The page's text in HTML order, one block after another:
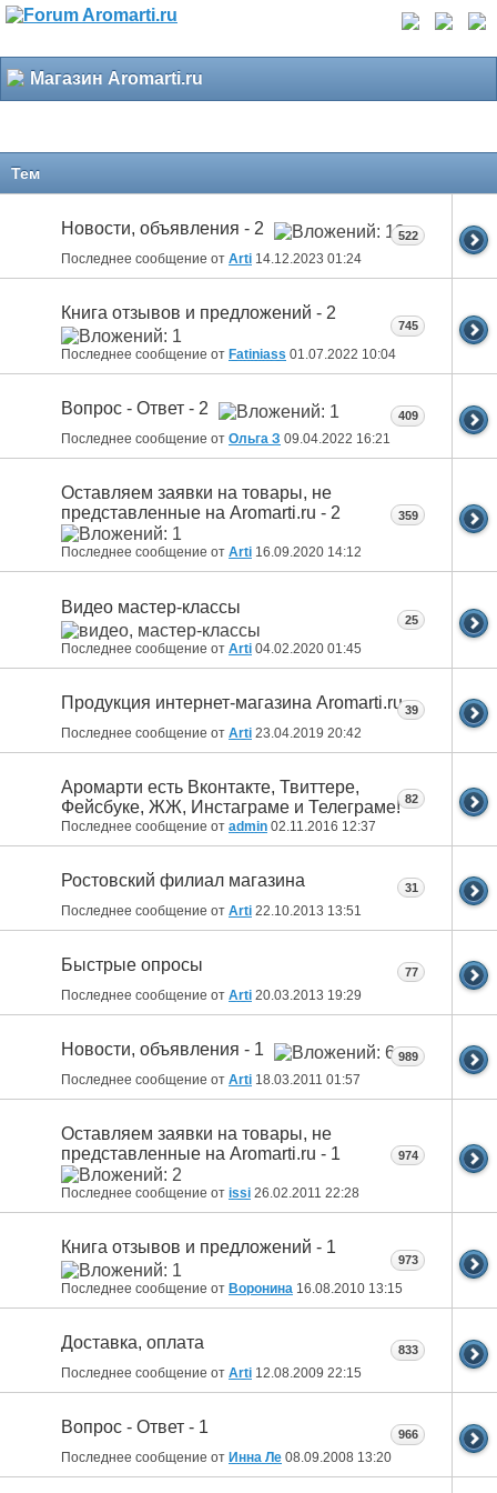
Магазин Aromarti.ru
Тем
Новости, объявления - 2
Последнее сообщение от Arti 14.12.2023 01:24
522
Книга отзывов и предложений - 2
Последнее сообщение от Fatiniass 01.07.2022 10:04
745
Вопрос - Ответ - 2
Последнее сообщение от Ольга З 09.04.2022 16:21
409
Оставляем заявки на товары, не
представленные на Aromarti.ru - 2
Последнее сообщение от Arti 16.09.2020 14:12
359
Видео мастер-классы
Последнее сообщение от Arti 04.02.2020 01:45
25
Продукция интернет-магазина Aromarti.ru
Последнее сообщение от Arti 23.04.2019 20:42
39
Аромарти есть Вконтакте, Твиттере,
Фейсбуке, ЖЖ, Инстаграме и Телеграме!
Последнее сообщение от admin 02.11.2016 12:37
82
Ростовский филиал магазина
Последнее сообщение от Arti 22.10.2013 13:51
31
Быстрые опросы
Последнее сообщение от Arti 20.03.2013 19:29
77
Новости, объявления - 1
Последнее сообщение от Arti 18.03.2011 01:57
989
Оставляем заявки на товары, не
представленные на Aromarti.ru - 1
Последнее сообщение от issi 26.02.2011 22:28
974
Книга отзывов и предложений - 1
Последнее сообщение от Воронина 16.08.2010 13:15
973
Доставка, оплата
Последнее сообщение от Arti 12.08.2009 22:15
833
Вопрос - Ответ - 1
Последнее сообщение от Инна Ле 08.09.2008 13:20
966